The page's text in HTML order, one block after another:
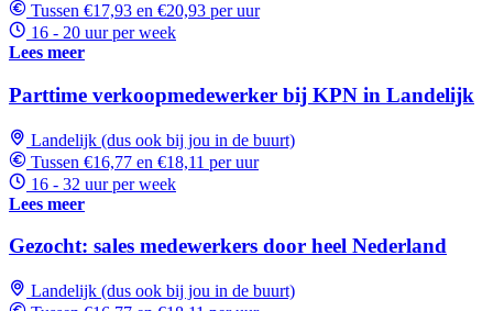
Tussen €17,93 en €20,93 per uur
16 - 20 uur per week
Lees meer
Parttime verkoopmedewerker bij KPN in Landelijk
Landelijk (dus ook bij jou in de buurt)
Tussen €16,77 en €18,11 per uur
16 - 32 uur per week
Lees meer
Gezocht: sales medewerkers door heel Nederland
Landelijk (dus ook bij jou in de buurt)